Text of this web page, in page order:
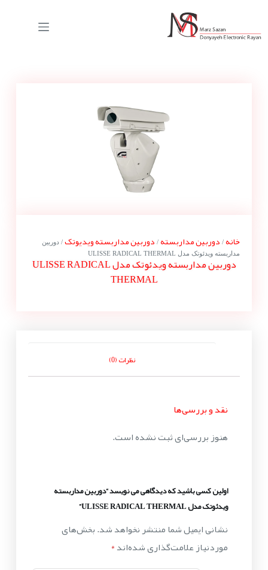
خانه/ دوربین مداربسته/ دوربین مداربسته ویدیوتک/ دوربین
مداربسته ویدئوتک مدل ULISSE RADICAL THERMAL
دوربین مداربسته ویدئوتک مدل ULISSE RADICAL
THERMAL
نظرات (0)
نقد و بررسی‌ها
هنوز بررسی‌ای ثبت نشده است.
اولین کسی باشید که دیدگاهی می نویسد “دوربین مداربسته
ویدئوتک مدل ULISSE RADICAL THERMAL”
نشانی ایمیل شما منتشر نخواهد شد.بخش‌های
موردنیاز علامت‌گذاری شده‌اند*